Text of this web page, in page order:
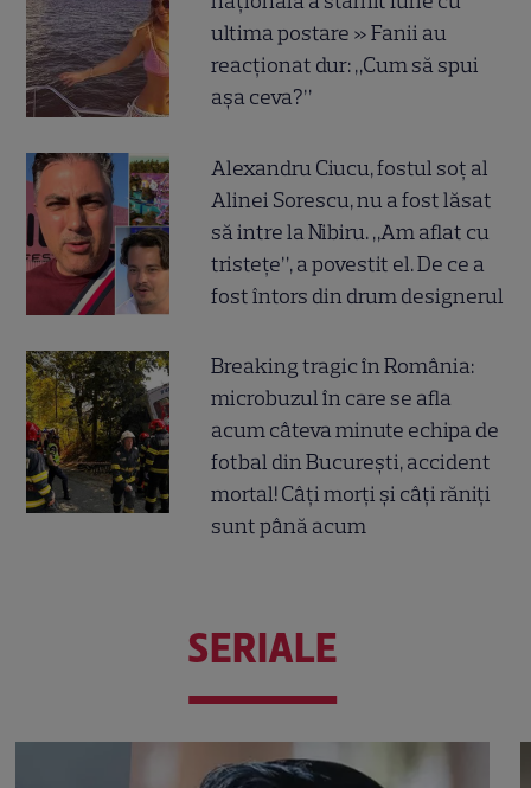
ultima postare » Fanii au
reacționat dur: „Cum să spui
așa ceva?”
Alexandru Ciucu, fostul soț al
Alinei Sorescu, nu a fost lăsat
să intre la Nibiru. „Am aflat cu
tristețe”, a povestit el. De ce a
fost întors din drum designerul
Breaking tragic în România:
microbuzul în care se afla
acum câteva minute echipa de
fotbal din București, accident
mortal! Câți morți și câți răniți
sunt până acum
SERIALE